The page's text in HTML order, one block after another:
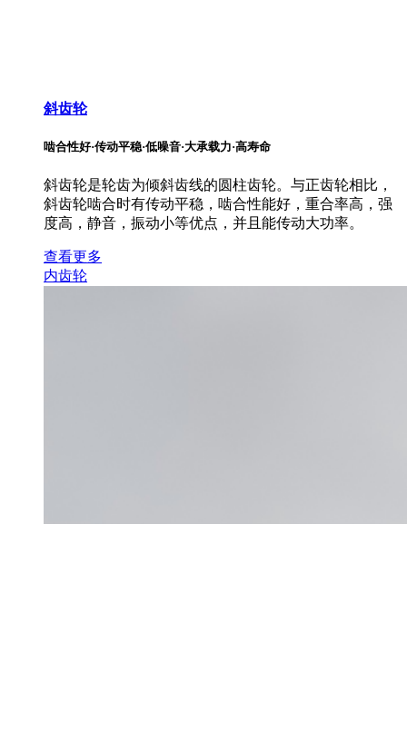
斜齿轮
啮合性好·传动平稳·低噪音·大承载力·高寿命
斜齿轮是轮齿为倾斜齿线的圆柱齿轮。与正齿轮相比，
斜齿轮啮合时有传动平稳，啮合性能好，重合率高，强
度高，静音，振动小等优点，并且能传动大功率。
查看更多
内齿轮